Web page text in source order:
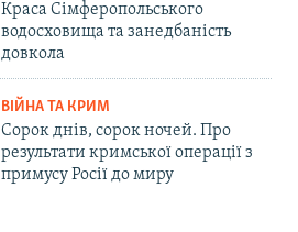
Краса Сімферопольського
водосховища та занедбаність
довкола
ВІЙНА ТА КРИМ
Сорок днів, сорок ночей. Про
результати кримської операції з
примусу Росії до миру